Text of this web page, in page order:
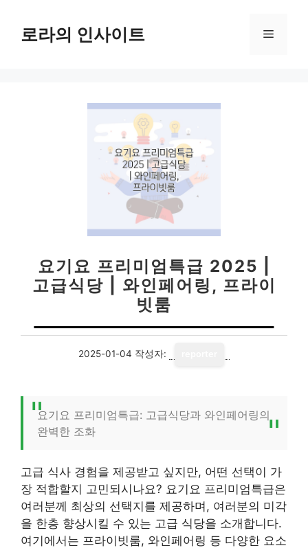
로라의 인사이트 메
요기요 프리미엄특급 2025 |
고급식당 | 와인페어링, 프라이
빗룸
2025-01-04 작성자:
요기요 프리미엄특급: 고급식당과 와인페어링의
완벽한 조화
고급 식사 경험을 제공받고 싶지만, 어떤 선택이 가
장 적합할지 고민되시나요? 요기요 프리미엄특급은
여러분께 최상의 선택지를 제공하며, 여러분의 미각
을 한층 향상시킬 수 있는 고급 식당을 소개합니다.
여기에서는 프라이빗룸, 와인페어링 등 다양한 요소